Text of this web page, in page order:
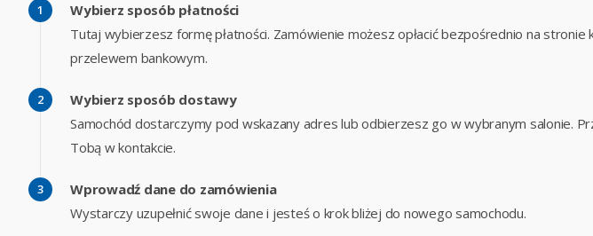
Wybierz sposób płatności
Tutaj wybierzesz formę płatności. Zamówienie możesz opłacić bezpośrednio na stronie
przelewem bankowym.
Wybierz sposób dostawy
Samochód dostarczymy pod wskazany adres lub odbierzesz go w wybranym salonie.
Tobą w kontakcie.
Wprowadź dane do zamówienia
Wystarczy uzupełnić swoje dane i jesteś o krok bliżej do nowego samochodu.